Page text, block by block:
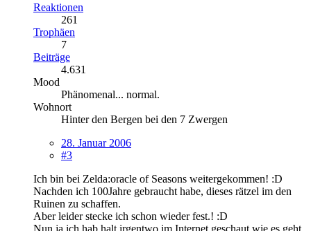
Reaktionen
261
Trophäen
7
Beiträge
4.631
Mood
Phänomenal... normal.
Wohnort
Hinter den Bergen bei den 7 Zwergen
28. Januar 2006
#3
Ich bin bei Zelda:oracle of Seasons weitergekommen! :D
Nachden ich 100Jahre gebraucht habe, dieses rätzel im den
Ruinen zu schaffen.
Aber leider stecke ich schon wieder fest.! :D
Nun ja,ich hab halt irgentwo im Internet geschaut wie es geht